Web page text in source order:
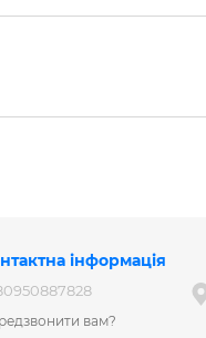
інформація
вам?